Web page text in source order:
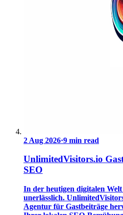
2 Aug 2026·9 min read
UnlimitedVisitors.io
SEO
In der heutigen digitalen
unerlässlich.
Agentur für Gastbeiträge